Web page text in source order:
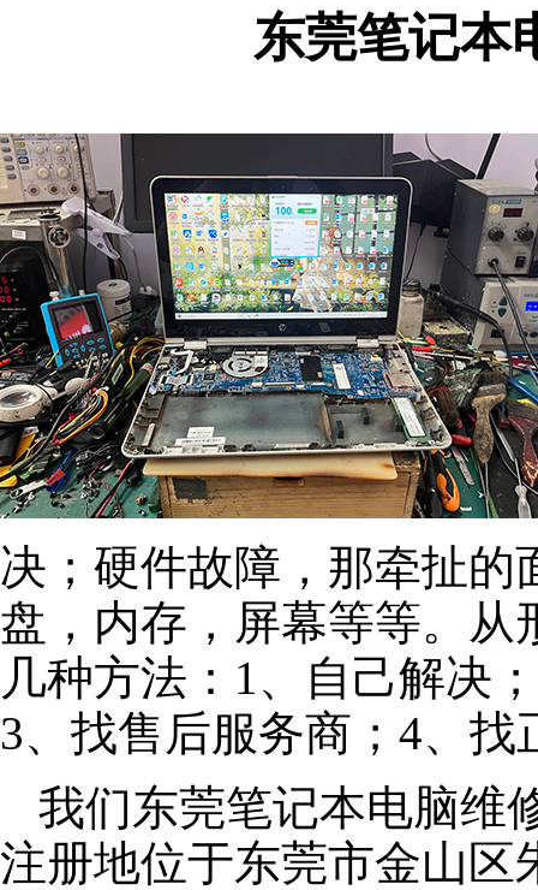
东莞笔记本
决；硬件故障，那牵扯的
盘，内存，屏幕等等。从
几种方法：1、自己解决
3、找售后服务商；4、找
我们东莞笔记本电脑维
注册地位于东莞市金山区